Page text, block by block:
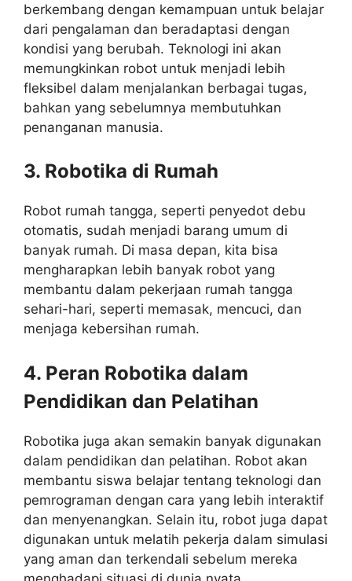
berkembang dengan kemampuan untuk belajar
dari pengalaman dan beradaptasi dengan
kondisi yang berubah. Teknologi ini akan
memungkinkan robot untuk menjadi lebih
fleksibel dalam menjalankan berbagai tugas,
bahkan yang sebelumnya membutuhkan
penanganan manusia.
3. Robotika di Rumah
Robot rumah tangga, seperti penyedot debu
otomatis, sudah menjadi barang umum di
banyak rumah. Di masa depan, kita bisa
mengharapkan lebih banyak robot yang
membantu dalam pekerjaan rumah tangga
sehari-hari, seperti memasak, mencuci, dan
menjaga kebersihan rumah.
4. Peran Robotika dalam
Pendidikan dan Pelatihan
Robotika juga akan semakin banyak digunakan
dalam pendidikan dan pelatihan. Robot akan
membantu siswa belajar tentang teknologi dan
pemrograman dengan cara yang lebih interaktif
dan menyenangkan. Selain itu, robot juga dapat
digunakan untuk melatih pekerja dalam simulasi
yang aman dan terkendali sebelum mereka